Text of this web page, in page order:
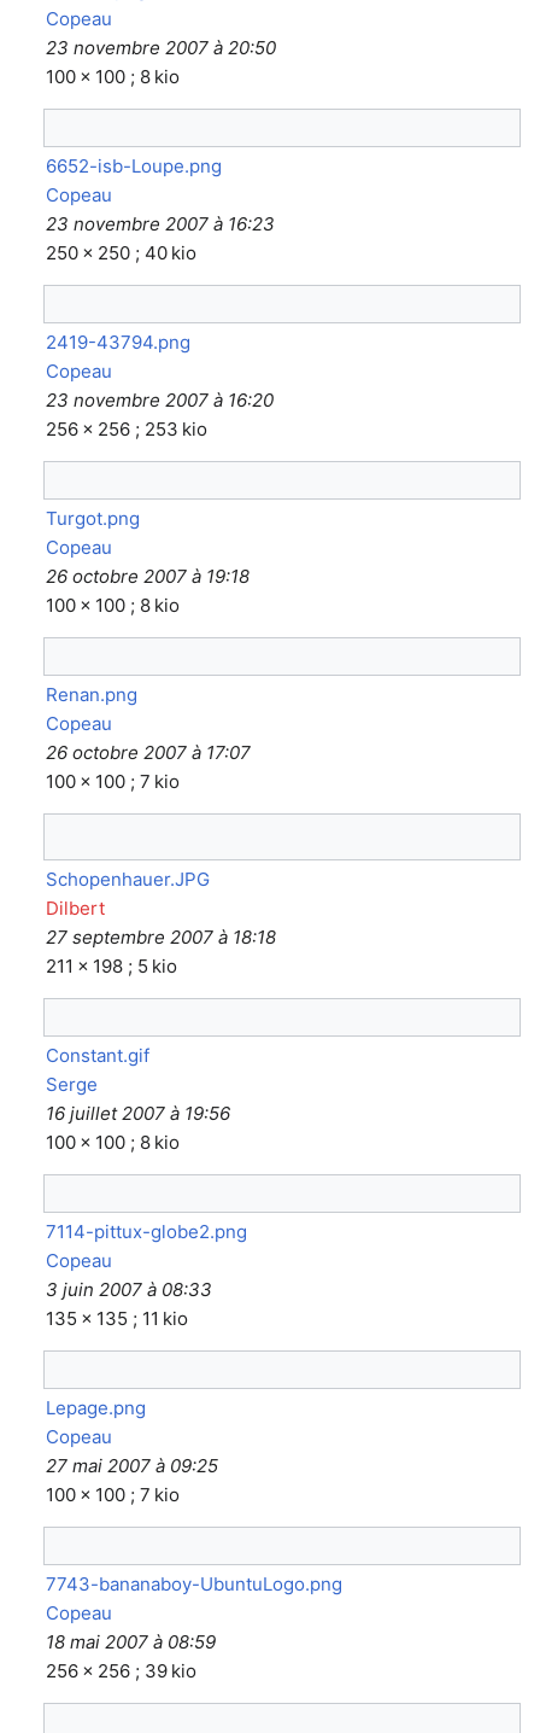
Copeau
23 novembre 2007 à 20:50
100 × 100 ; 8 kio
6652-isb-Loupe.png
Copeau
23 novembre 2007 à 16:23
250 × 250 ; 40 kio
2419-43794.png
Copeau
23 novembre 2007 à 16:20
256 × 256 ; 253 kio
Turgot.png
Copeau
26 octobre 2007 à 19:18
100 × 100 ; 8 kio
Renan.png
Copeau
26 octobre 2007 à 17:07
100 × 100 ; 7 kio
Schopenhauer.JPG
Dilbert
27 septembre 2007 à 18:18
211 × 198 ; 5 kio
Constant.gif
Serge
16 juillet 2007 à 19:56
100 × 100 ; 8 kio
7114-pittux-globe2.png
Copeau
3 juin 2007 à 08:33
135 × 135 ; 11 kio
Lepage.png
Copeau
27 mai 2007 à 09:25
100 × 100 ; 7 kio
7743-bananaboy-UbuntuLogo.png
Copeau
18 mai 2007 à 08:59
256 × 256 ; 39 kio